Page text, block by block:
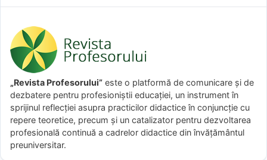
„Revista Profesorului” este o platformă de comunicare și de
dezbatere pentru profesioniștii educației, un instrument în
sprijinul reflecției asupra practicilor didactice în conjuncție cu
repere teoretice, precum și un catalizator pentru dezvoltarea
profesională continuă a cadrelor didactice din învățământul
preuniversitar.